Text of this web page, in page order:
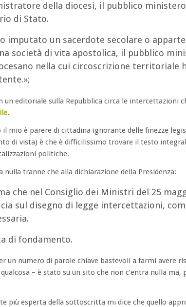
della diocesi, il pubblico
di Stato.
imputato un sacerdote secolare o
società di vita apostolica, il pubblico
nella cui circoscrizione territoriale
un editoriale sulla Repubblica circa le intercettazioni
.
mio è parere di cittadina ignorante delle finezze
di vista) è che è difficilissimo trovare il testo
politiche.
nulla tranne che alla dichiarazione della Presidenza:
che nel Consiglio dei Ministri del 25
sul disegno di legge intercettazioni,
di fondamento.
un numero di parole chiave bastevoli a farmi avere
– è stato su un sito che non c’entra nulla ma,
più esperta della sottoscritta mi dice che quello